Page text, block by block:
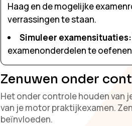
Haag en de mogelijke
verrassingen te staan.
Simuleer examensituaties:
examenonderdelen te
Zenuwen onder
Het onder controle houden van
van je motor praktijkexamen.
beïnvloeden.